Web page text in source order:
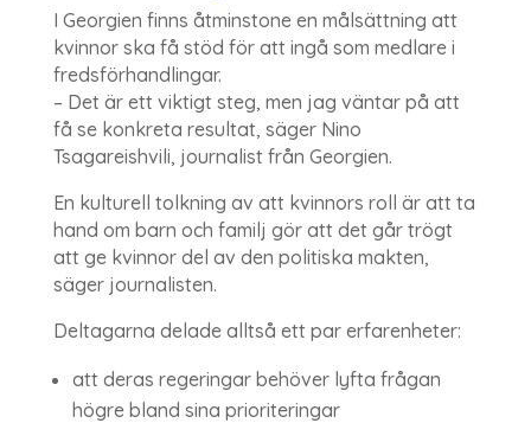
I Georgien finns åtminstone en målsättning att
kvinnor ska få stöd för att ingå som medlare i
fredsförhandlingar.
– Det är ett viktigt steg, men jag väntar på att
få se konkreta resultat, säger Nino
Tsagareishvili, journalist från Georgien.
En kulturell tolkning av att kvinnors roll är att ta
hand om barn och familj gör att det går trögt
att ge kvinnor del av den politiska makten,
säger journalisten.
Deltagarna delade alltså ett par erfarenheter:
att deras regeringar behöver lyfta frågan
högre bland sina prioriteringar